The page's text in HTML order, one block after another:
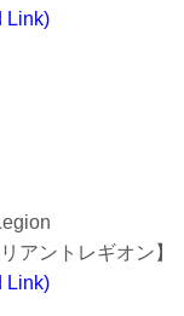
Link)
アントレギオン】
Link)